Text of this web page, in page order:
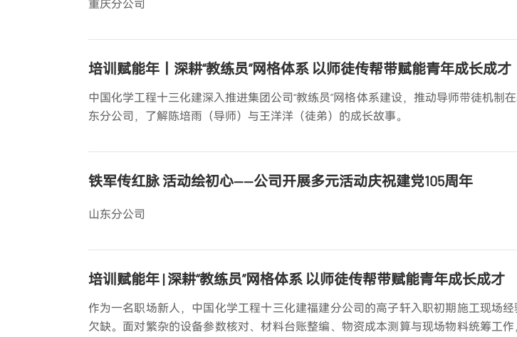
重庆分公司
培训赋能年丨深耕“教练员”网格体系 以师徒传帮带赋能青年成长成才
中国化学工程十三化建深入推进集团公司“教练员”网格体系建设，推动导师带徒机制
东分公司，了解陈培雨（导师）与王洋洋（徒弟）的成长故事。
铁军传红脉 活动绘初心——公司开展多元活动庆祝建党105周年
山东分公司
培训赋能年 | 深耕“教练员”网格体系 以师徒传帮带赋能青年成长成才
作为一名职场新人，中国化学工程十三化建福建分公司的高子轩入职初期施工现场
欠缺。面对繁杂的设备参数核对、材料台账整编、物资成本测算与现场物料统筹工